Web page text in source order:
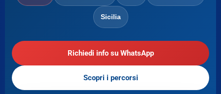
Sicilia
Richiedi info su WhatsApp
Scopri i percorsi